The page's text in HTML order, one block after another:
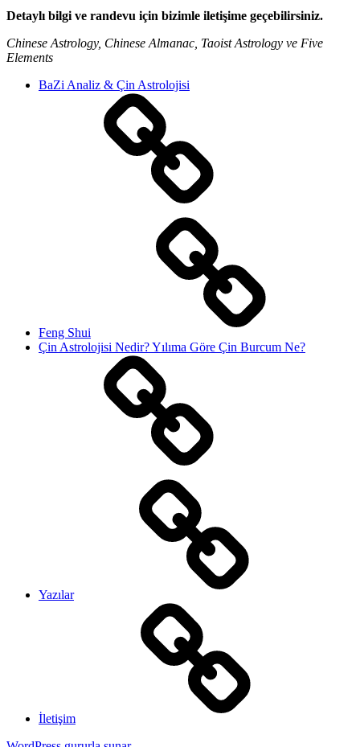
Detaylı bilgi ve randevu için bizimle iletişime geçebilirsiniz.
Chinese Astrology, Chinese Almanac, Taoist Astrology ve Five
Elements
BaZi Analiz & Çin Astrolojisi
Feng Shui
Çin Astrolojisi Nedir? Yılıma Göre Çin Burcum Ne?
Yazılar
İletişim